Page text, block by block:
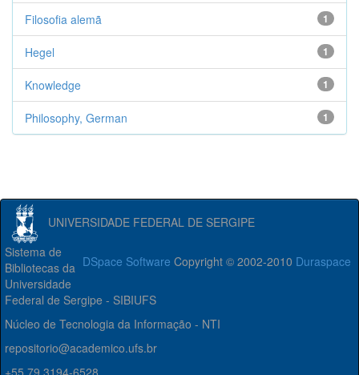
1
Filosofia alemã
1
Hegel
1
Knowledge
1
Philosophy, German
UNIVERSIDADE FEDERAL DE SERGIPE
DSpace Software Copyright © 2002-2010 Duraspace
Sistema de
Bibliotecas da
Universidade
Federal de Sergipe - SIBIUFS
Núcleo de Tecnologia da Informação - NTI
repositorio@academico.ufs.br
+55 79 3194-6528